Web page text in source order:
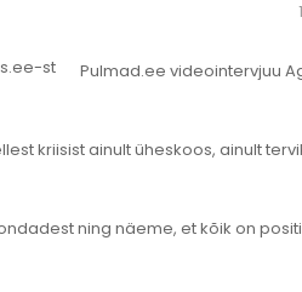
Pulmad.ee videointervjuu
kriisist ainult üheskoos, ainult
ning näeme, et kõik on